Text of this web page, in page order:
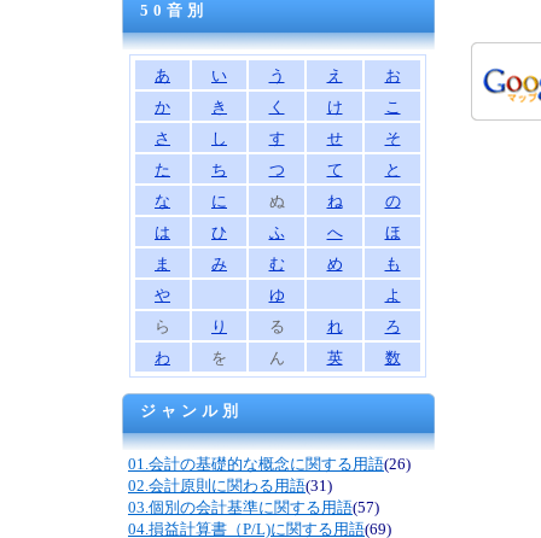
50音別
あ い う え
お
か
き く け
こ
さ
し す せ
そ
た
ち つ て
と
な
に ぬ ね
の
は
ひ ふ へ
ほ
ま
み む め
も
や
ゆ
よ
ら
り る れ
ろ
わ
を ん 英 数
ジャンル別
01.会計の基礎的な概念に関する用語(26)
02.会計原則に関わる用語(31)
03.個別の会計基準に関する用語(57)
04.損益計算書（P/L)に関する用語(69)